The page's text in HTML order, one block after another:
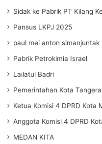
Sidak ke Pabrik PT Kilang
Pansus LKPJ 2025
paul mei anton simanjuntak
Pabrik Petrokimia Israel
Lailatul Badri
Pemerintahan Kota
Ketua Komisi 4 DPRD Kota
Anggota Komisi 4 DPRD
MEDAN KITA